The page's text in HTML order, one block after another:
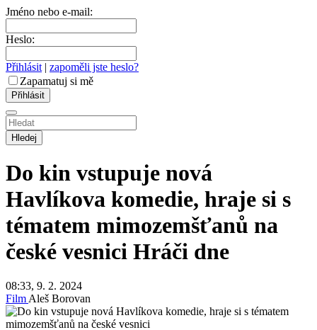
Jméno nebo e-mail:
Heslo:
Přihlásit | zapoměli jste heslo?
Zapamatuj si mě
Hledej
Do kin vstupuje nová
Havlíkova komedie, hraje si s
tématem mimozemšťanů na
české vesnici Hráči dne
08:33, 9. 2. 2024
FilmAleš Borovan